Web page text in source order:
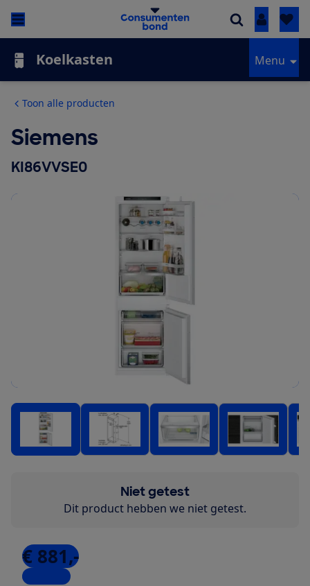
Inloggen
Koelkasten Menu
Toon alle producten
Siemens
KI86VVSE0
Niet getest
Dit product hebben we niet getest.
€ 881,-
4 winkels